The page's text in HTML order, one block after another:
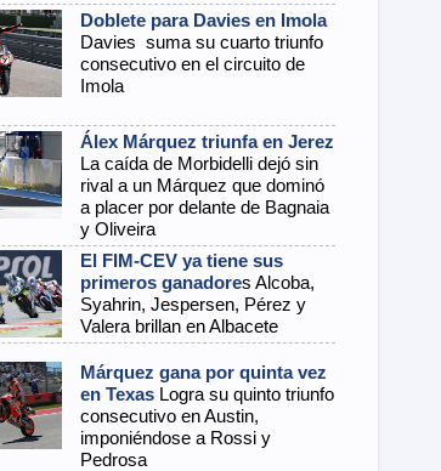
Doblete para Davies en Imola
Davies suma su cuarto triunfo
consecutivo en el circuito de
Imola
Álex Márquez triunfa en Jerez
La caída de Morbidelli dejó sin
rival a un Márquez que dominó
a placer por delante de Bagnaia
y Oliveira
El FIM-CEV ya tiene sus
primeros ganadores Alcoba,
Syahrin, Jespersen, Pérez y
Valera brillan en Albacete
Márquez gana por quinta vez
en Texas Logra su quinto triunfo
consecutivo en Austin,
imponiéndose a Rossi y
Pedrosa